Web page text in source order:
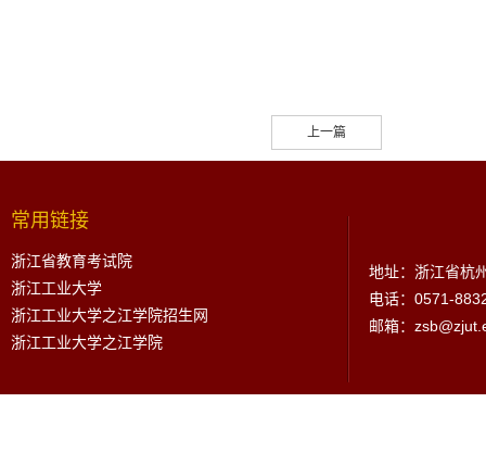
上一篇
常用链接
浙江省教育考试院
浙江工业大学
浙江工业大学之江学院招生网
浙江工业大学之江学院
地址：浙江省杭
电话：0571-
邮箱：